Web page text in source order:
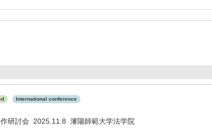
International conference
研討会 2025.11.8 瀋陽師範大学法学院